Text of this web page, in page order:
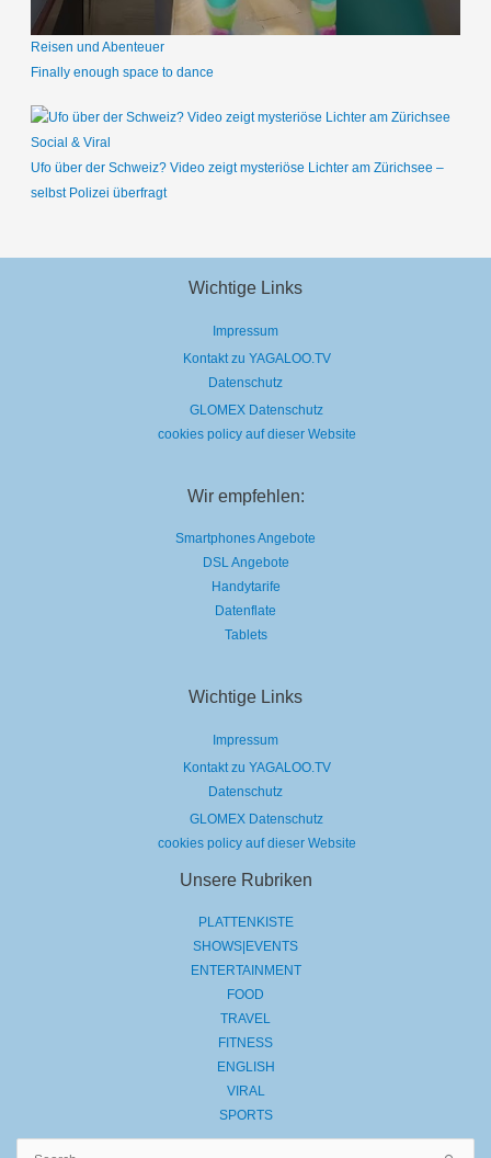
Reisen und Abenteuer
Finally enough space to dance
Social & Viral
Ufo über der Schweiz? Video zeigt mysteriöse Lichter am Zürichsee –
selbst Polizei überfragt
Wichtige Links
Impressum
Kontakt zu YAGALOO.TV
Datenschutz
GLOMEX Datenschutz
cookies policy auf dieser Website
Wir empfehlen:
Smartphones Angebote
DSL Angebote
Handytarife
Datenflate
Tablets
Wichtige Links
Impressum
Kontakt zu YAGALOO.TV
Datenschutz
GLOMEX Datenschutz
cookies policy auf dieser Website
Unsere Rubriken
PLATTENKISTE
SHOWS|EVENTS
ENTERTAINMENT
FOOD
TRAVEL
FITNESS
ENGLISH
VIRAL
SPORTS